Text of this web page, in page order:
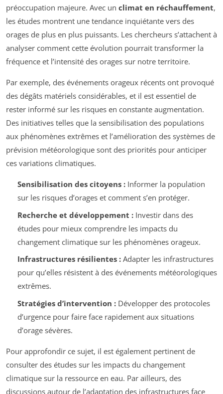
préoccupation majeure. Avec un climat en réchauffement,
les études montrent une tendance inquiétante vers des
orages de plus en plus puissants. Les chercheurs s’attachent à
analyser comment cette évolution pourrait transformer la
fréquence et l’intensité des orages sur notre territoire.
Par exemple, des événements orageux récents ont provoqué
des dégâts matériels considérables, et il est essentiel de
rester informé sur les risques en constante augmentation.
Des initiatives telles que la sensibilisation des populations
aux phénomènes extrêmes et l’amélioration des systèmes de
prévision météorologique sont des priorités pour anticiper
ces variations climatiques.
Sensibilisation des citoyens :Informer la population
sur les risques d’orages et comment s’en protéger.
Recherche et développement :Investir dans des
études pour mieux comprendre les impacts du
changement climatique sur les phénomènes orageux.
Infrastructures résilientes :Adapter les infrastructures
pour qu’elles résistent à des événements météorologiques
extrêmes.
Stratégies d’intervention :Développer des protocoles
d’urgence pour faire face rapidement aux situations
d’orage sévères.
Pour approfondir ce sujet, il est également pertinent de
consulter des études sur les impacts du changement
climatique sur la ressource en eau. Par ailleurs, des
discussions autour de l’adaptation des infrastructures face